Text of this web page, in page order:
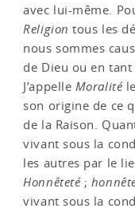
avec lui-même.
Religion tous les
nous sommes
de Dieu ou en
J’appelle Moralité
son origine de ce
de la Raison.
vivant sous la
les autres par le
Honnêteté;
vivant sous la